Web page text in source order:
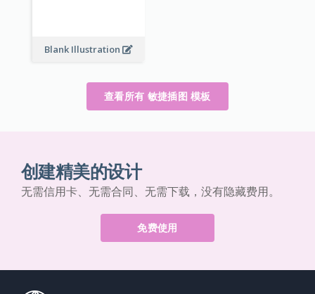
Blank Illustration
查看所有 敏捷插图 模板
创建精美的设计
无需信用卡、无需合同、无需下载，没有隐藏费用。
免费使用